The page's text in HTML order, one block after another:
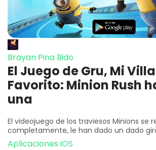
Brayan Pina Bido
El Juego de Gru, Mi
Favorito: Minion Rush
una
El videojuego de los traviesos Minions se
completamente, le han dado un dado
Aplicaciones iOS